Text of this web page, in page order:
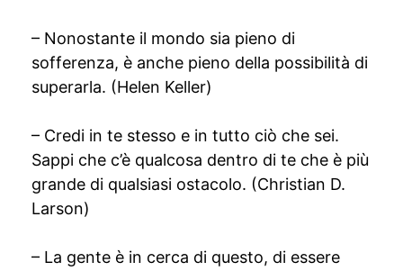
– Nonostante il mondo sia pieno di
sofferenza, è anche pieno della possibilità di
superarla. (Helen Keller)
– Credi in te stesso e in tutto ciò che sei.
Sappi che c’è qualcosa dentro di te che è più
grande di qualsiasi ostacolo. (Christian D.
Larson)
– La gente è in cerca di questo, di essere